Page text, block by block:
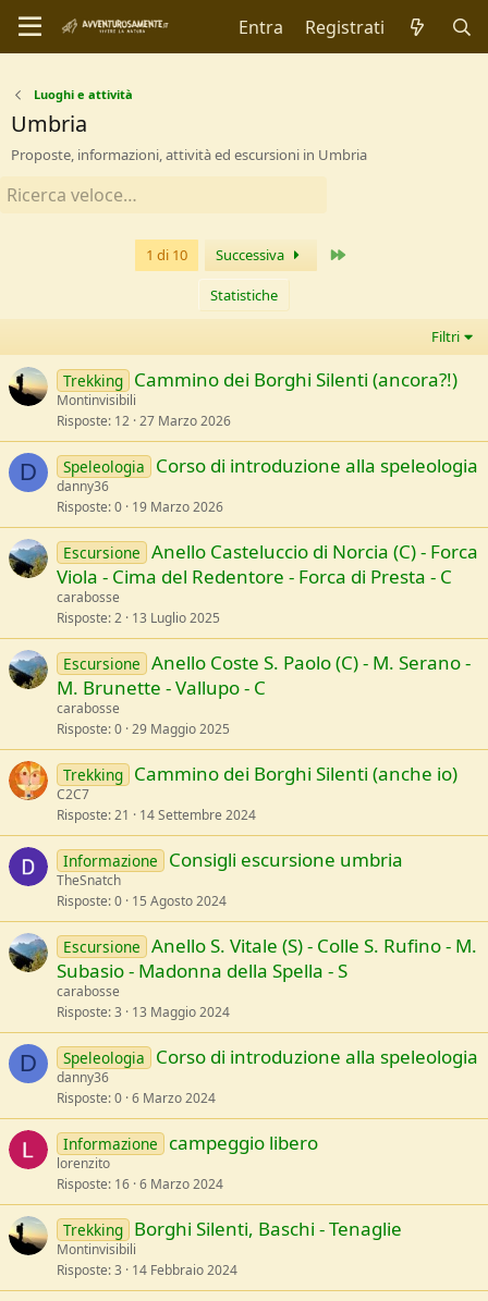
Entra Registrati
Luoghi e attività
Umbria
Proposte, informazioni, attività ed escursioni in Umbria
1 di 10 Successiva
Statistiche
Filtri
Trekking Cammino dei Borghi Silenti (ancora?!)
Montinvisibili
Risposte 12 27 Marzo 2026
D Speleologia Corso di introduzione alla speleologia
danny36
Risposte 0 19 Marzo 2026
Escursione Anello Casteluccio di Norcia (C) - Forca
Viola - Cima del Redentore - Forca di Presta - C
carabosse
Risposte 2 13 Luglio 2025
Escursione Anello Coste S. Paolo (C) - M. Serano -
M. Brunette - Vallupo - C
carabosse
Risposte 0 29 Maggio 2025
Trekking Cammino dei Borghi Silenti (anche io)
C2C7
Risposte 21 14 Settembre 2024
Informazione Consigli escursione umbria
TheSnatch
Risposte 0 15 Agosto 2024
Escursione Anello S. Vitale (S) - Colle S. Rufino - M.
Subasio - Madonna della Spella - S
carabosse
Risposte 3 13 Maggio 2024
D Speleologia Corso di introduzione alla speleologia
danny36
Risposte 0 6 Marzo 2024
Informazione campeggio libero
lorenzito
Risposte 16 6 Marzo 2024
Trekking Borghi Silenti, Baschi - Tenaglie
Montinvisibili
Risposte 3 14 Febbraio 2024